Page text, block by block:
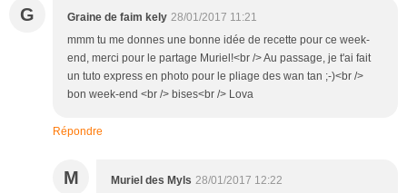
G Graine de faim kely 28/01/2017 11:21
mmm tu me donnes une bonne idée de recette pour ce week-
end, merci pour le partage Muriel!<br /> Au passage, je t'ai fait
un tuto express en photo pour le pliage des wan tan ;-)<br />
bon week-end <br /> bises<br /> Lova
Répondre
M Muriel des Myls 28/01/2017 12:22